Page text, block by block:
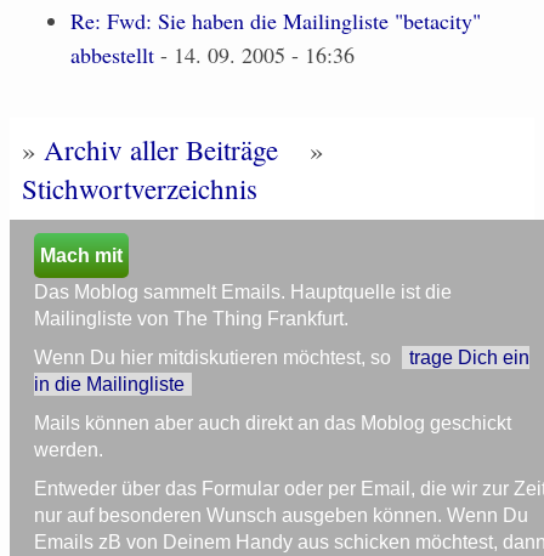
Re: Fwd: Sie haben die Mailingliste "betacity"
abbestellt - 14. 09. 2005 - 16:36
» Archiv aller Beiträge
»
Stichwortverzeichnis
Mach mit
Das Moblog sammelt Emails. Hauptquelle ist die
Mailingliste von The Thing Frankfurt.
Wenn Du hier mitdiskutieren möchtest, so
trage Dich ein
in die Mailingliste
Mails können aber auch direkt an das Moblog geschickt
werden.
Entweder über das Formular oder per Email, die wir zur
nur auf besonderen Wunsch ausgeben können. Wenn Du
Emails zB von Deinem Handy aus schicken möchtest,